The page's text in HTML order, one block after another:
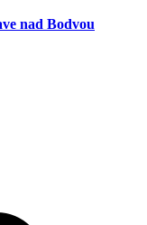
nad Bodvou